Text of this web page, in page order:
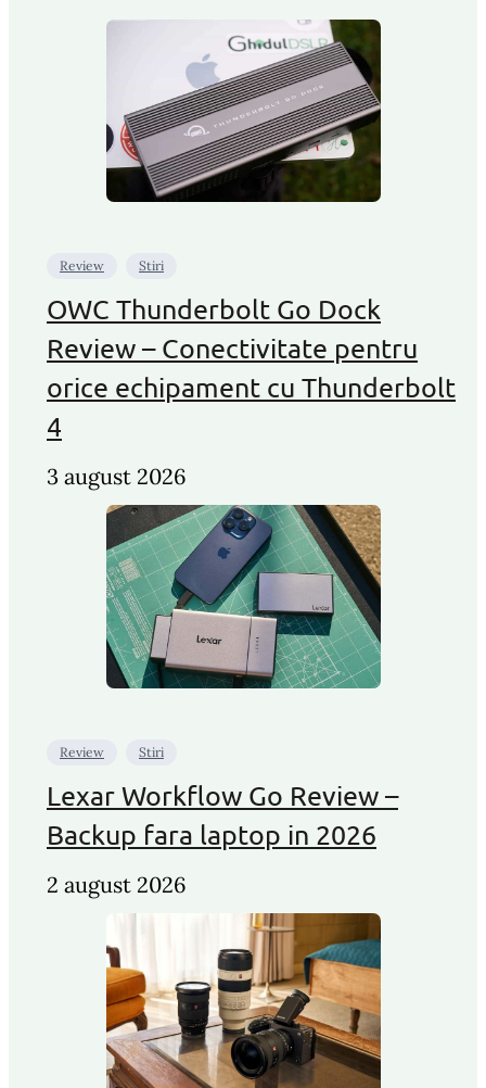
Review Stiri
OWC Thunderbolt Go Dock
Review – Conectivitate pentru
orice echipament cu Thunderbolt
4
3 august 2026
Review Stiri
Lexar Workflow Go Review –
Backup fara laptop in 2026
2 august 2026